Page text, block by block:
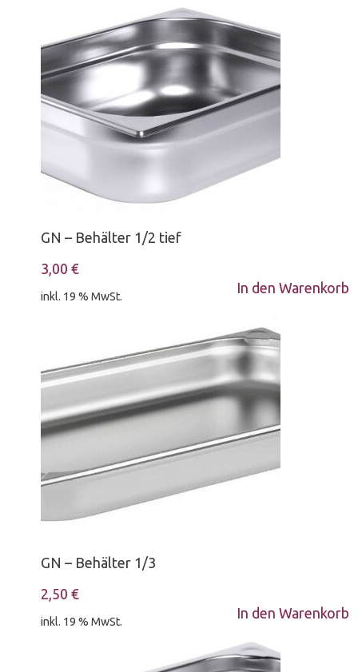
GN – Behälter 1/2 tief
3,00€
inkl. 19 % MwSt.
In den Warenkorb
GN – Behälter 1/3
2,50€
inkl. 19 % MwSt.
In den Warenkorb